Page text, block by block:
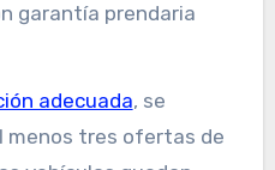
garantía prendaria
adecuada, se
menos tres ofertas de